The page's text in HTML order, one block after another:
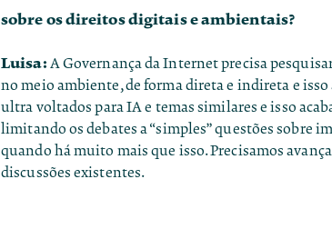
sobre os direitos digitais e ambientais?
Luisa: A Governança da Internet precisa
no meio ambiente, de forma direta e indireta e
ultra voltados para IA e temas similares e isso
limitando os debates a “simples” questões sobre
quando há muito mais que isso. Precisamos
discussões existentes.